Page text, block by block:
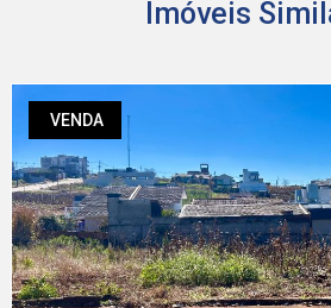
Imóveis
VENDA